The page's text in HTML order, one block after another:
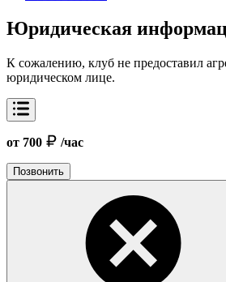
Юридическая
К сожалению, клуб не предоставил
юридическом лице.
от 700 /час
Позвонить